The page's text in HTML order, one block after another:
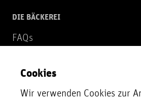
DIE BÄCKEREI
FAQs
NEWSLETTER
Zur Newsletter Anmeldung
Cookies
Wir verwenden Cookies zur